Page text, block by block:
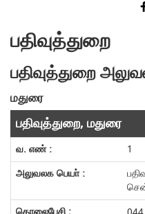
பதிவுத்துறை
பதிவுத்துறை
மதுரை
பதிவுத்துறை, மதுரை
1